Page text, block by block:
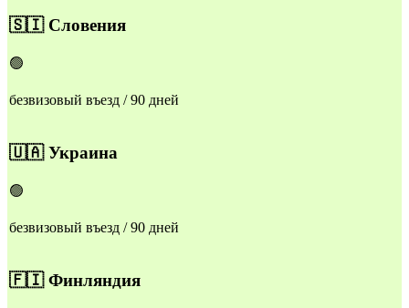
🇸🇮 Словения
🟢
безвизовый въезд / 90 дней
🇺🇦Украина
🟢
безвизовый въезд / 90 дней
🇫🇮Финляндия